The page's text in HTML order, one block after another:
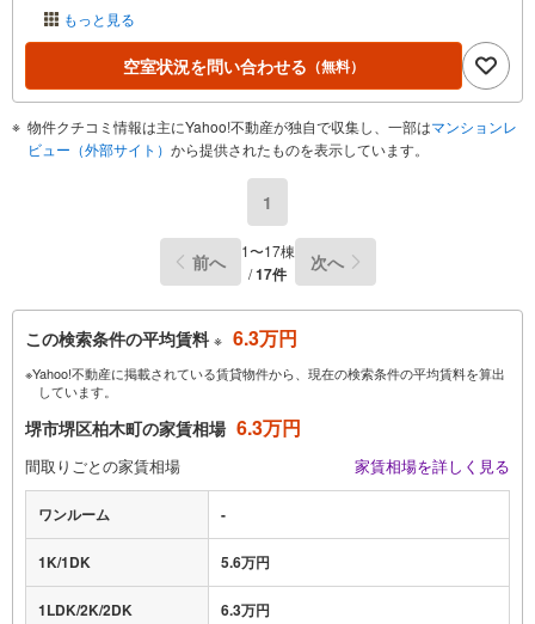
もっと見る
空室状況を問い合わせる （無料）
物件クチコミ情報は主にYahoo!不動産が独自で収集し、一部はマンションレ
ビュー（外部サイト） から提供されたものを表示しています。
1
前へ
1〜17棟
/17件 次へ
この検索条件の平均賃料 ※ 6.3万円
※Yahoo!不動産に掲載されている賃貸物件から、現在の検索条件の平均賃料を算出
しています。
堺市堺区柏木町の家賃相場 6.3万円
間取りごとの家賃相場 家賃相場を詳しく見る
ワンルーム -
1K/1DK 5.6万円
1LDK/2K/2DK 6.3万円